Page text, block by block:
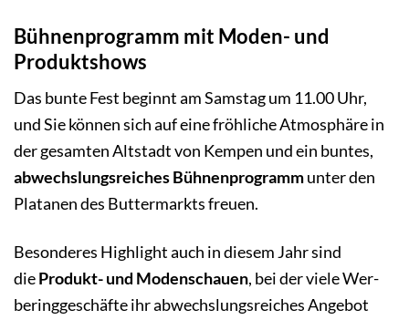
Bühnenprogramm mit Moden- und
Produktshows
Das bunte Fest beginnt am Samstag um 11.00 Uhr,
und Sie können sich auf eine fröhliche Atmos­phäre in
der gesam­ten Alt­stadt von Kempen und ein bun­tes,
abwechs­lungs­reiches Bühnen­pro­grammunter den
Platanen des Buttermarkts freuen.
Besonderes Highlight auch in diesem Jahr sind
dieProdukt- und Modenschauen, bei der viele Wer­
be­ring­geschäfte ihr abwechs­lungs­reiches Angebot